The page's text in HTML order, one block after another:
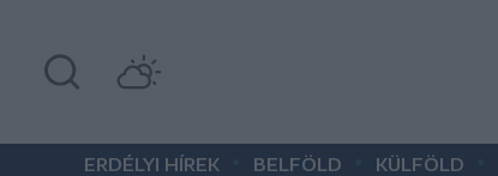
ERDÉLYI HÍREK BELFÖLD KÜLFÖLD